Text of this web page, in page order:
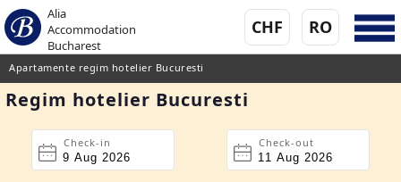
Alia
Accommodation
Bucharest
RO
CHF
Apartamente regim hotelier Bucuresti
Regim hotelier Bucuresti
Check-in Check-out